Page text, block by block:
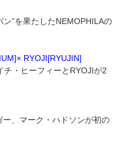
”を果たしたNEMOPHILAの
RYOJI[RYUJIN]
チ・ヒーフィーとRYOJIが2
、マーク・ハドソンが初の